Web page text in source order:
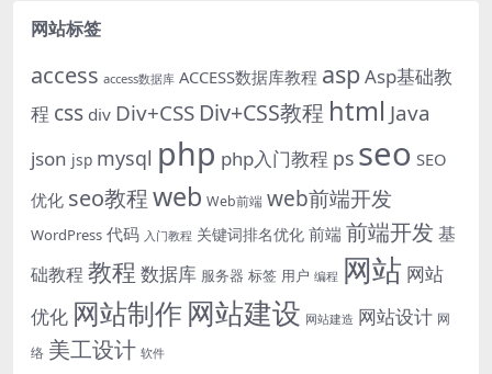
网站标签
access access数据库 ACCESS数据库教程 asp Asp基础教
程 css div Div+CSS Div+CSS教程 html Java
json jsp mysql php php入门教程 ps seo SEO
优化 seo教程web Web前端 web前端开发
WordPress 代码 入门教程 关键词排名优化 前端 前端开发 基
础教程 教程 数据库 服务器 标签 用户 编程 网站 网站
优化 网站制作 网站建设 网站建造 网站设计 网
络 美工设计 软件